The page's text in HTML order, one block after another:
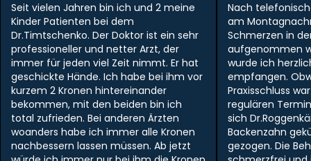
Seit vielen Jahren bin ich und 2 meine
Kinder Patienten bei dem
Dr.Timtschenko. Der Doktor ist ein sehr
professioneller und netter Arzt, der
immer für jeden viel Zeit nimmt. Er hat
geschickte Hände. Ich habe bei ihm vor
kurzem 2 Kronen hintereinander
bekommen, mit den beiden bin ich
total zufrieden. Bei anderen Ärzten
woanders habe ich immer alle Kronen
nachbessern lassen müssen. Ab jetzt
Nach
am
Schmerzen in
aufgenommen
wurde ich
empfangen.
Praxisschluss
regulären
sich
Backenzahn
gezogen. Die